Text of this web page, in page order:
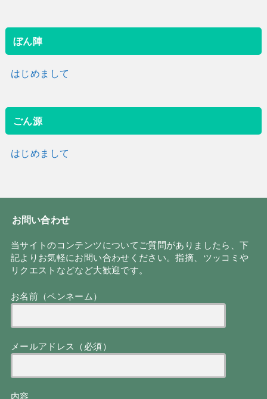
ぼん陣
はじめまして
ごん源
はじめまして
お問い合わせ
当サイトのコンテンツについてご質問がありましたら、下
記よりお気軽にお問い合わせください。指摘、ツッコミや
リクエストなどなど大歓迎です。
お名前（ペンネーム）
メールアドレス（必須）
内容